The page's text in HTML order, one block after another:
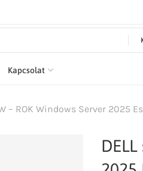
Kapcsolat
– ROK Windows Server 2025